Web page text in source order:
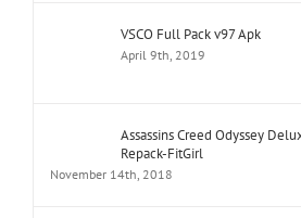
VSCO Full Pack v97 Apk
April 9th, 2019
Assassins Creed Odyssey
Repack-FitGirl
November 14th, 2018